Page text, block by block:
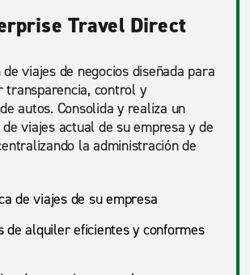
Travel Direct
viajes de negocios diseñada para
transparencia, control y
autos. Consolida y realiza un
viajes actual de su empresa y de
la administración de
de viajes de su empresa
de alquiler eficientes y conformes